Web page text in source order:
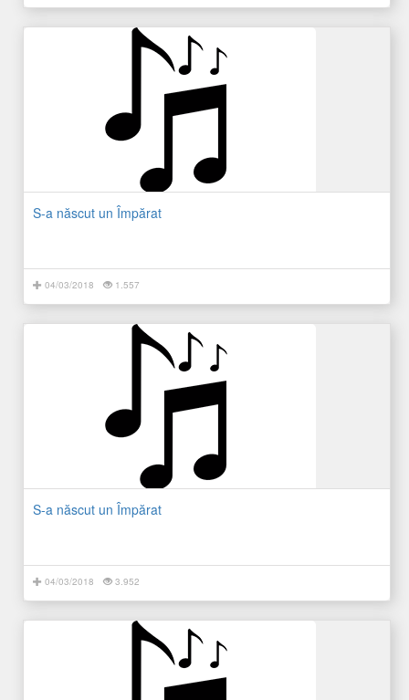
S-a născut un Împărat
04/03/2018 1.557
S-a născut un Împărat
04/03/2018 3.952